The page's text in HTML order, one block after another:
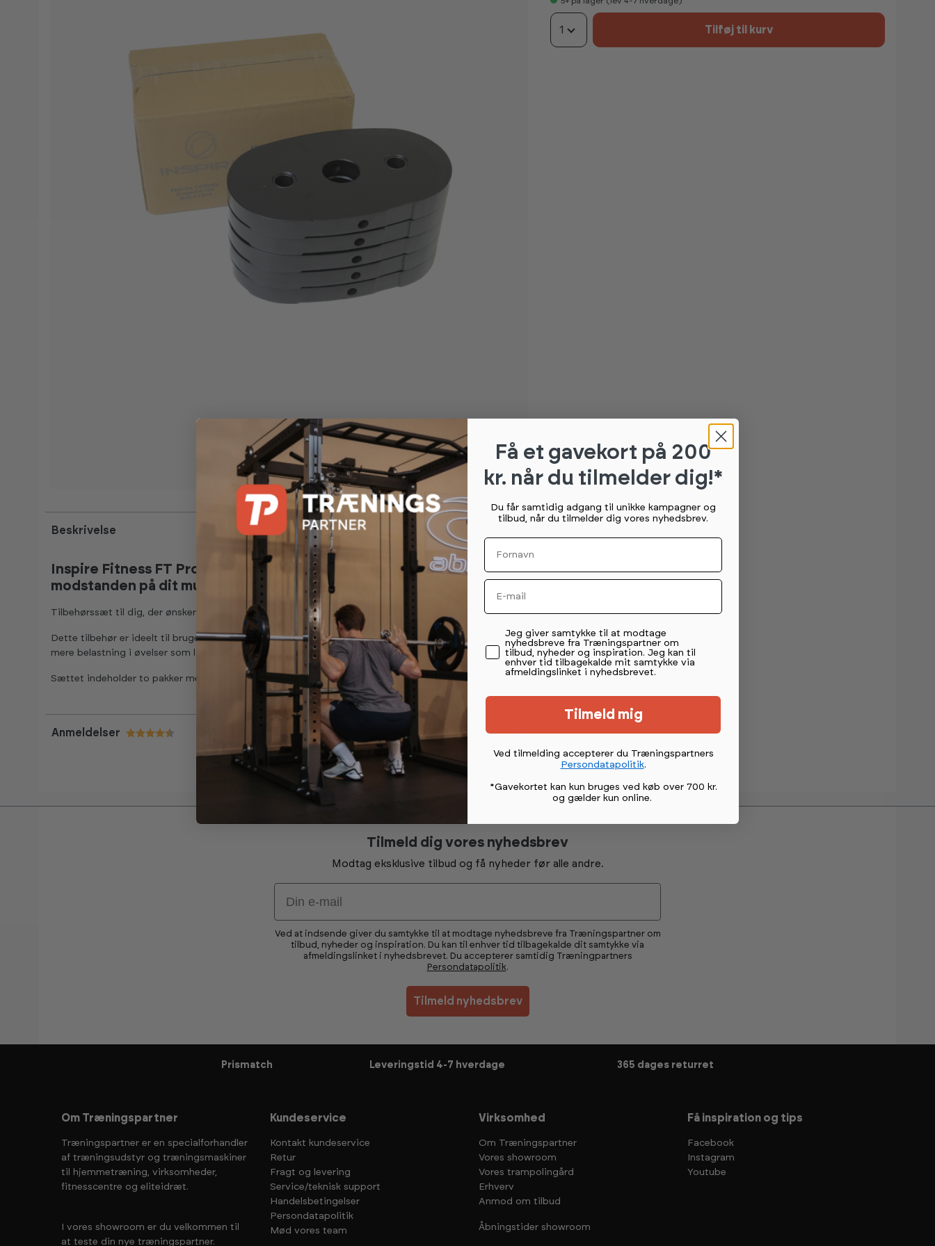
Beskrivelse
Inspire Fitness FT Pro / SF Heavy Stack Add-On Kit 22,6 kg - øg
modstanden på dit multigym
Tilbehørssæt til dig, der ønsker at opgradere vægtsystemet på din Inspire Fitness SF6 eller FT2 Pro.
Dette tilbehør er ideelt til brugere, der har nået maksimal kapacitet på standardvægtene og ønsker
mere belastning i øvelser som lat pulldown, roning, brystpres og kabeløvelser.
Sættet indeholder to pakker med 5 ekstra vægtskiver med en samlet vægt på 22,6 kg (50 lbs).
Anmeldelser
1 Tilføj til kurv
Tilmeld dig vores nyhedsbrev
Modtag eksklusive tilbud og få nyheder før alle andre.
Email
Ved at indsende giver du samtykke til at modtage nyhedsbreve fra Træningspartner om
tilbud, nyheder og inspiration. Du kan til enhver tid tilbagekalde dit samtykke via
afmeldingslinket i nyhedsbrevet. Du accepterer samtidig Træningpartners
Persondatapolitik.
Tilmeld nyhedsbrev
Prismatch Leveringstid 4-7 hverdage 365 dages returret
Om Træningspartner
Træningspartner er en specialforhandler
af træningsudstyr og træningsmaskiner
til hjemmetræning, virksomheder,
fitnesscentre og eliteidræt.
I vores showroom er du velkommen til
at teste din nye træningspartner.
Kundeservice
Kontakt kundeservice
Retur
Fragt og levering
Service/teknisk support
Handelsbetingelser
Persondatapolitik
Mød vores team
Virksomhed
Om Træningspartner
Vores showroom
Vores trampolingård
Erhverv
Anmod om tilbud
Åbningstider showroom
Få inspiration og tips
Facebook
Instagram
Youtube
Få et gavekort på 200
kr. når du tilmelder dig!*
Du får samtidig adgang til unikke kampagner og
tilbud, når du tilmelder dig vores nyhedsbrev.
Fornavn
Email
Permission tekst
Jeg giver samtykke til at modtage
nyhedsbreve fra Træningspartner om
tilbud, nyheder og inspiration. Jeg kan til
enhver tid tilbagekalde mit samtykke via
afmeldingslinket i nyhedsbrevet.
Tilmeld mig
Ved tilmelding accepterer du Træningspartners
Persondatapolitik.
*Gavekortet kan kun bruges ved køb over 700 kr.
og gælder kun online.